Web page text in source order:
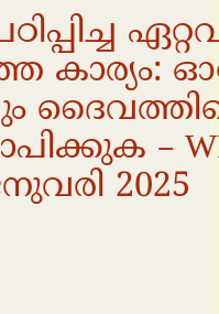
കാര്യം:
–
2025